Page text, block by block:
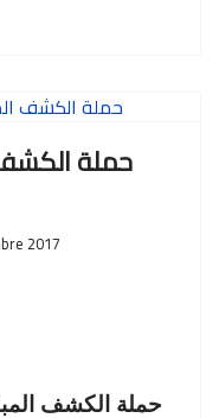
حملة
2017
حملة الكشف